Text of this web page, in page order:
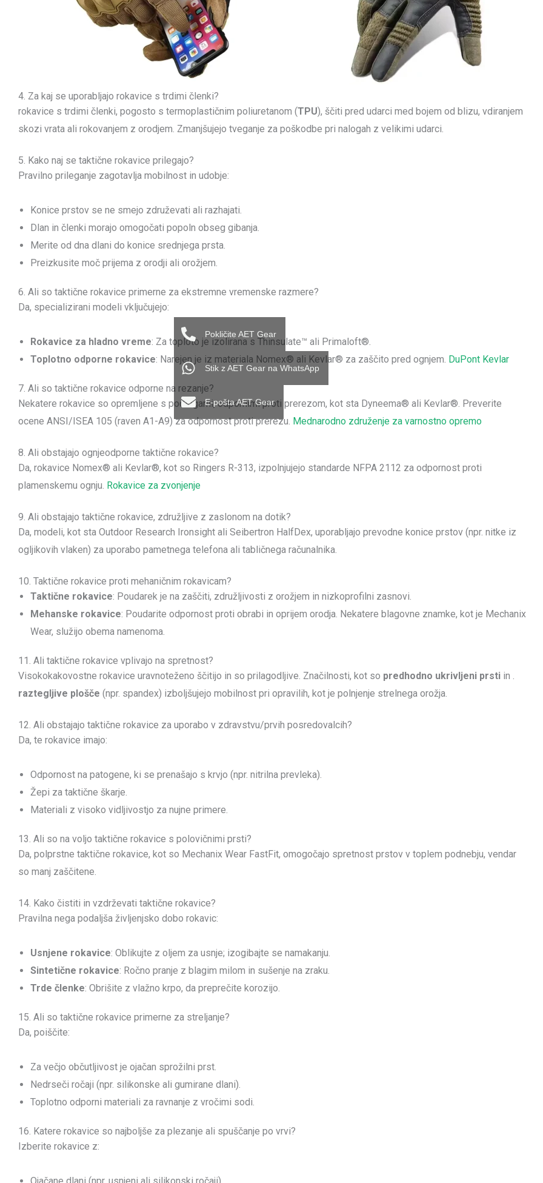
4. Za kaj se uporabljajo rokavice s trdimi členki?
rokavice s trdimi členki, pogosto s termoplastičnim poliuretanom (TPU), ščiti pred udarci med bojem od blizu, vdiranjem
skozi vrata ali rokovanjem z orodjem. Zmanjšujejo tveganje za poškodbe pri nalogah z velikimi udarci.
5. Kako naj se taktične rokavice prilegajo?
Pravilno prileganje zagotavlja mobilnost in udobje:
Konice prstov se ne smejo združevati ali razhajati.
Dlan in členki morajo omogočati popoln obseg gibanja.
Merite od dna dlani do konice srednjega prsta.
Preizkusite moč prijema z orodji ali orožjem.
6. Ali so taktične rokavice primerne za ekstremne vremenske razmere?
Da, specializirani modeli vključujejo:
Rokavice za hladno vreme: Za toploto je izolirana s Thinsulate™ ali Primaloft®.
Toplotno odporne rokavice: Narejen je iz materiala Nomex® ali Kevlar® za zaščito pred ognjem. DuPont Kevlar
7. Ali so taktične rokavice odporne na rezanje?
Nekatere rokavice so opremljene s podlogami, odpornimi proti prerezom, kot sta Dyneema® ali Kevlar®. Preverite
ocene ANSI/ISEA 105 (raven A1-A9) za odpornost proti prerezu. Mednarodno združenje za varnostno opremo
8. Ali obstajajo ognjeodporne taktične rokavice?
Da, rokavice Nomex® ali Kevlar®, kot so Ringers R-313, izpolnjujejo standarde NFPA 2112 za odpornost proti
plamenskemu ognju. Rokavice za zvonjenje
9. Ali obstajajo taktične rokavice, združljive z zaslonom na dotik?
Da, modeli, kot sta Outdoor Research Ironsight ali Seibertron HalfDex, uporabljajo prevodne konice prstov (npr. nitke iz
ogljikovih vlaken) za uporabo pametnega telefona ali tabličnega računalnika.
10. Taktične rokavice proti mehaničnim rokavicam?
Taktične rokavice: Poudarek je na zaščiti, združljivosti z orožjem in nizkoprofilni zasnovi.
Mehanske rokavice: Poudarite odpornost proti obrabi in oprijem orodja. Nekatere blagovne znamke, kot je Mechanix
Wear, služijo obema namenoma.
11. Ali taktične rokavice vplivajo na spretnost?
Visokokakovostne rokavice uravnoteženo ščitijo in so prilagodljive. Značilnosti, kot so predhodno ukrivljeni prsti in .
raztegljive plošče (npr. spandex) izboljšujejo mobilnost pri opravilih, kot je polnjenje strelnega orožja.
12. Ali obstajajo taktične rokavice za uporabo v zdravstvu/prvih posredovalcih?
Da, te rokavice imajo:
Odpornost na patogene, ki se prenašajo s krvjo (npr. nitrilna prevleka).
Žepi za taktične škarje.
Materiali z visoko vidljivostjo za nujne primere.
13. Ali so na voljo taktične rokavice s polovičnimi prsti?
Da, polprstne taktične rokavice, kot so Mechanix Wear FastFit, omogočajo spretnost prstov v toplem podnebju, vendar
so manj zaščitene.
14. Kako čistiti in vzdrževati taktične rokavice?
Pravilna nega podaljša življenjsko dobo rokavic:
Usnjene rokavice: Oblikujte z oljem za usnje; izogibajte se namakanju.
Sintetične rokavice: Ročno pranje z blagim milom in sušenje na zraku.
Trde členke: Obrišite z vlažno krpo, da preprečite korozijo.
15. Ali so taktične rokavice primerne za streljanje?
Da, poiščite:
Za večjo občutljivost je ojačan sprožilni prst.
Nedrseči ročaji (npr. silikonske ali gumirane dlani).
Toplotno odporni materiali za ravnanje z vročimi sodi.
16. Katere rokavice so najboljše za plezanje ali spuščanje po vrvi?
Izberite rokavice z:
Pokličite AET Gear
Stik z AET Gear na WhatsApp
E-pošta AET Gear